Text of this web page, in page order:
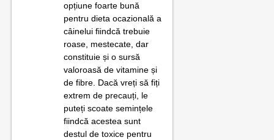
opțiune foarte bună
pentru dieta ocazională a
câinelui fiindcă trebuie
roase, mestecate, dar
constituie și o sursă
valoroasă de vitamine și
de fibre. Dacă vreți să fiți
extrem de precauți, le
puteți scoate semințele
fiindcă acestea sunt
destul de toxice pentru